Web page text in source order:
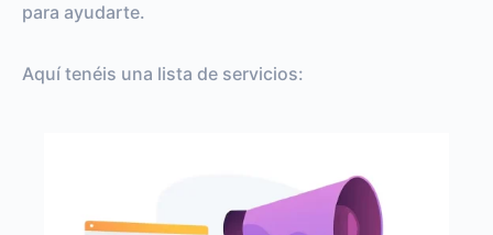
para ayudarte.
Aquí tenéis una lista de servicios: